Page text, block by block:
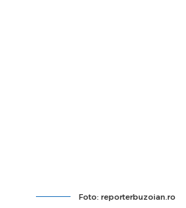
Foto: reporterbuzoian.ro